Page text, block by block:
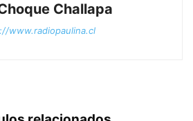
Challapa
www.radiopaulina.cl